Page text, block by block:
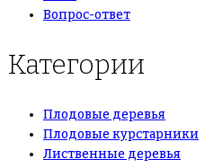
Вопрос-ответ
Категории
Плодовые деревья
Плодовые курстарники
Лиственные деревья